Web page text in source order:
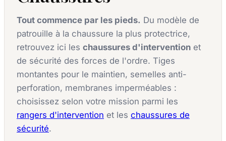
Tout commence par les pieds. Du modèle de
patrouille à la chaussure la plus protectrice,
retrouvez ici les chaussures d'intervention et
de sécurité des forces de l'ordre. Tiges
montantes pour le maintien, semelles anti-
perforation, membranes imperméables :
choisissez selon votre mission parmi les
rangers d'intervention et les chaussures de
sécurité.